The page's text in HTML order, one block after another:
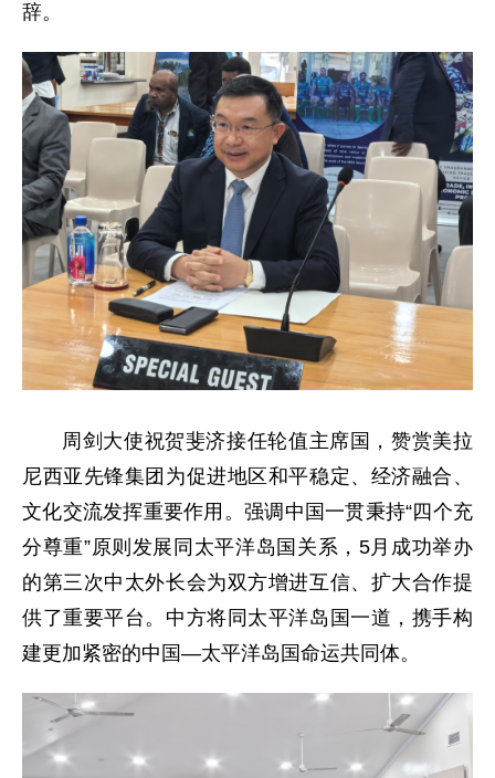
辞。
周剑大使祝贺斐济接任轮值主席国，赞赏美拉
尼西亚先锋集团 为促进地区和平稳定、经济融合、
文化交流发挥重要作用。强调中国一贯秉持“四个充
分尊重”原则发展同太平洋岛国关系，5月成功举办
的第三次中太外长会为双方增进互信、扩大合作提
供了重要平台。中方将同太平洋岛国一道，携手构
建更加紧密的中国—太平洋岛国命运共同体。